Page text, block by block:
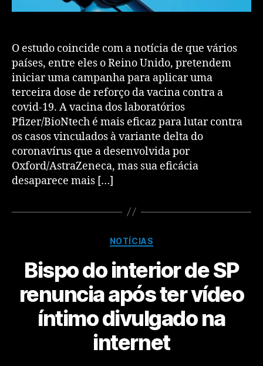
O estudo coincide com a notícia de que vários
países, entre eles o Reino Unido, pretendem
iniciar uma campanha para aplicar uma
terceira dose de reforço da vacina contra a
covid-19. A vacina dos laboratórios
Pfizer/BioNtech é mais eficaz para lutar contra
os casos vinculados à variante delta do
coronavírus que a desenvolvida por
Oxford/AstraZeneca, mas sua eficácia
desaparece mais […]
NOTÍCIAS
Bispo do interior de SP
renuncia após ter vídeo
íntimo divulgado na
internet